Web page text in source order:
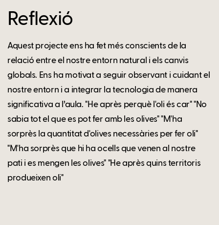
Reflexió
Aquest projecte ens ha fet més conscients de la
relació entre el nostre entorn natural i els canvis
globals. Ens ha motivat a seguir observant i cuidant el
nostre entorn i a integrar la tecnologia de manera
significativa a l’aula. "He après perquè l'oli és car" "No
sabia tot el que es pot fer amb les olives" "M'ha
sorprès la quantitat d'olives necessàries per fer oli"
"M'ha sorprès que hi ha ocells que venen al nostre
pati i es mengen les olives" "He après quins territoris
produeixen oli"